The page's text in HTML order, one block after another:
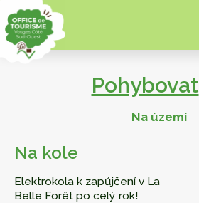
Pohybovat
Na území
Na kole
Elektrokola k zapůjčení v La
Belle Forêt po celý rok!